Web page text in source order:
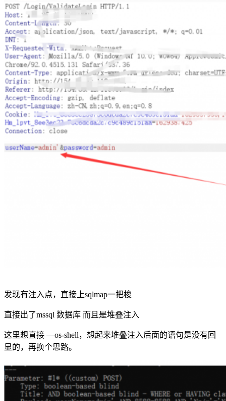
发现有注入点，直接上sqlmap一把梭
直接出了mssql 数据库 而且是堆叠注入
这里想直接 —os-shell，想起来堆叠注入后面的语句是没有回
显的，再换个思路。